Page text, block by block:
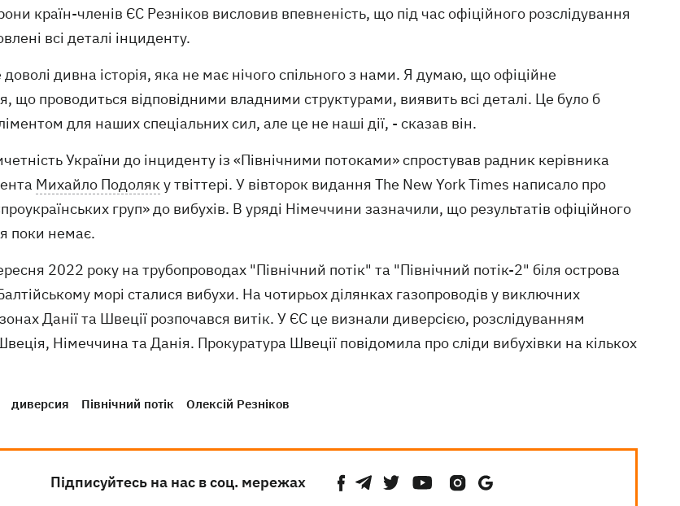
країн-членів ЄС Резніков висловив впевненість, що під час офіційного розслідування
всі деталі інциденту.
дивна історія, яка не має нічого спільного з нами. Я думаю, що офіційне
що проводиться відповідними владними структурами, виявить всі деталі. Це було б
для наших спеціальних сил, але це не наші дії, - сказав він.
України до інциденту із «Північними потоками» спростував радник керівника
Михайло Подоляку твіттері. У вівторок видання The New York Times написало про
груп» до вибухів. В уряді Німеччини зазначили, що результатів офіційного
поки немає.
2022 року на трубопроводах "Північний потік" та "Північний потік-2" біля острова
морі сталися вибухи. На чотирьох ділянках газопроводів у виключних
Данії та Швеції розпочався витік. У ЄС це визнали диверсією, розслідуванням
Німеччина та Данія. Прокуратура Швеції повідомила про сліди вибухівки на кількох
диверсия Північний потік Олексій Резніков
Підписуйтесь на нас в соц. мережах